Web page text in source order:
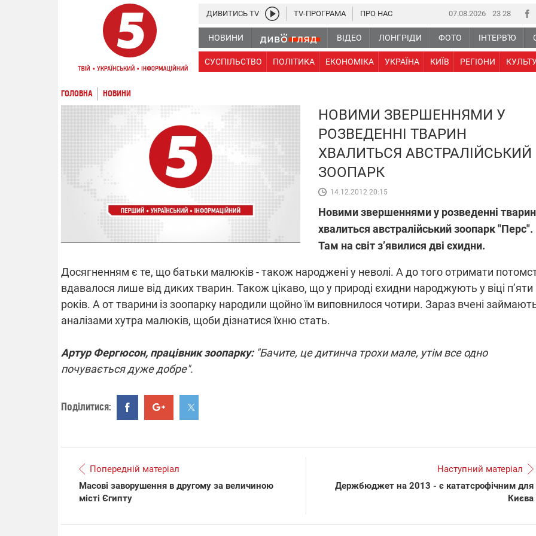
07.08.2026 23 28
НОВИНИ ВІДЕО ЛОНГРІДИ ФОТО ІНТЕРВ'Ю
СУСПІЛЬСТВО ПОЛІТИКА ЕКОНОМІКА УКРАЇНА КИЇВ РЕГІОНИ
ДИВИТИСЬ TV TV-ПРОГРАМА ПРО НАС
ГОЛОВНА НОВИНИ
НОВИМИ ЗВЕРШЕННЯМИ У
РОЗВЕДЕННІ ТВАРИН
ХВАЛИТЬСЯ АВСТРАЛІЙСЬКИЙ
ЗООПАРК
14.12.2012 20:15
Новими звершеннями у розведенні тварин
хвалиться австралійський зоопарк "Перс".
Там на світ з’явилися дві єхидни.
Досягненням є те, що батьки малюків - також народжені у неволі. А до того отримати
вдавалося лише від диких тварин. Також цікаво, що у природі єхидни народжують у віці п’яти
років. А от тварини із зоопарку народили щойно їм виповнилося чотири. Зараз вчені
аналізами хутра малюків, щоби дізнатися їхню стать.
Артур Фергюсон, працівник зоопарку: "Бачите, це дитинча трохи мале, утім все одно
почувається дуже добре".
Поділитися:
Попередній матеріал
Масові заворушення в другому за величиною
місті Єгипту
Наступний матеріал
Держбюджет на 2013 - є кататсрофічним для
Києва
ВІДКЛЮЧЕННЯ СВІТЛА В УКРАЇНІ
Частина споживачів у чотирьох
ПЛІВКИ МІНДІЧА: СПРАВА
Нова підозра у справі Міндіча:
08.09.2025 12:09
"Машинерію війни" та
виграй легендарний
11.08.2025 15:16
підтримайте